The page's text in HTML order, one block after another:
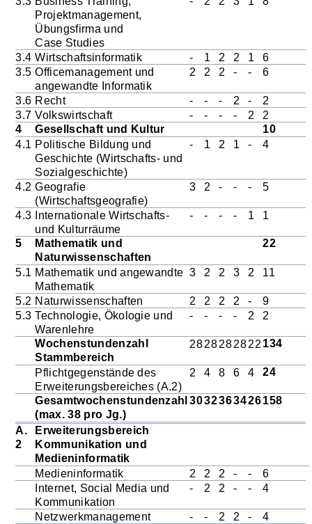
Projektmanagement,
Übungsfirma und
Case Studies
3.4 Wirtschaftsinformatik - 1 2 2 1
6
3.5 Officemanagement und
angewandte Informatik
2 2 2 - - 6
3.6 Recht - - - 2 -
2
3.7 Volkswirtschaft - - - - 2 2
4 Gesellschaft und Kultur 10
4.1 Politische Bildung und
Geschichte (Wirtschafts- und
Sozialgeschichte)
- 1 2 1 - 4
4.2 Geografie
(Wirtschaftsgeografie)
3 2 - - - 5
4.3 Internationale Wirtschafts-
und Kulturräume
- - - - 1 1
5
Mathematik und
Naturwissenschaften
22
5.1 Mathematik und angewandte
Mathematik
3 2 2 3 2 11
5.2 Naturwissenschaften 2 2 2 2 -
9
5.3 Technologie, Ökologie und
Warenlehre
- - - - 2 2
Wochenstundenzahl
Stammbereich
2828282822 134
Pflichtgegenstände des
Erweiterungsbereiches (A.2)
2 4 8 6 4 24
Gesamtwochenstundenzahl
(max. 38 pro Jg.)
3032363426158
A.
2
Erweiterungsbereich
Kommunikation und
Medieninformatik
Medieninformatik 2 2 2 - -
6
Internet, Social Media und
Kommunikation
- 2 2 - - 4
Netzwerkmanagement - - 2 2 -
4